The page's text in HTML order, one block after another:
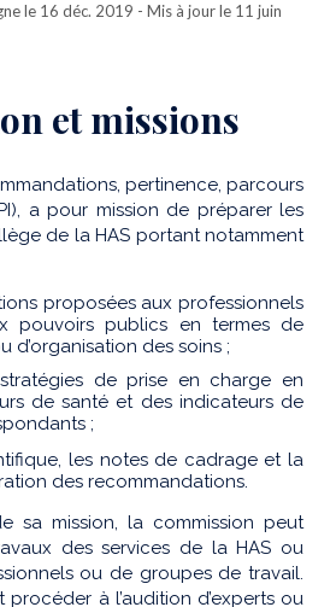
le 16 déc. 2019 - Mis à jour le 11 juin
et missions
pertinence, parcours
a pour mission de préparer les
de la HAS portant notamment
proposées aux professionnels
pouvoirs publics en termes de
d’organisation des soins ;
de prise en charge en
de santé et des indicateurs de
;
les notes de cadrage et la
des recommandations.
sa mission, la commission peut
des services de la HAS ou
ou de groupes de travail.
à l’audition d’experts ou